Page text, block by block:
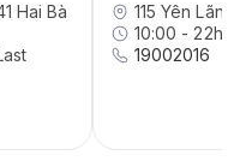
Hai Bà
115 Yên
10:00 - 22h -
19002016